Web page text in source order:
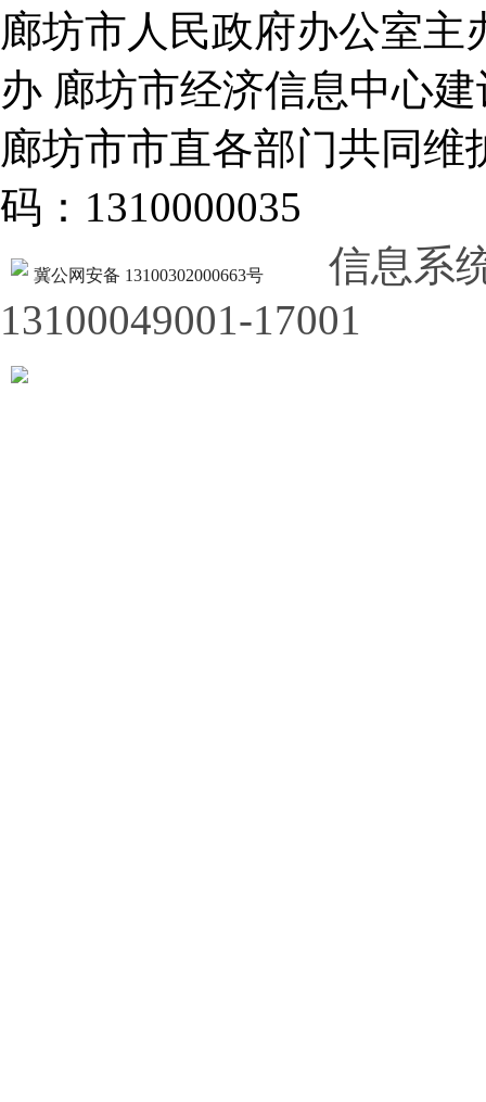
廊坊市人民政府办公室
办 廊坊市经济信息中心建
廊坊市市直各部门共同
码：1310000035
冀公网安备 13100302000663号
信息系
13100049001-17001